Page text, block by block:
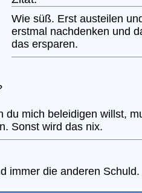
Wie süß. Erst austeilen
erstmal nachdenken und
das ersparen.
du mich beleidigen willst,
Sonst wird das nix.
immer die anderen